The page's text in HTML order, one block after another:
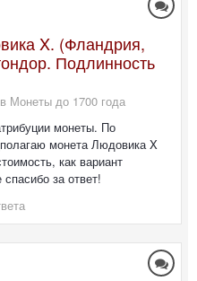
X. (Фландрия,
Подлинность
Монеты до 1700 года
монеты. По
монета Людовика X
как вариант
за ответ!